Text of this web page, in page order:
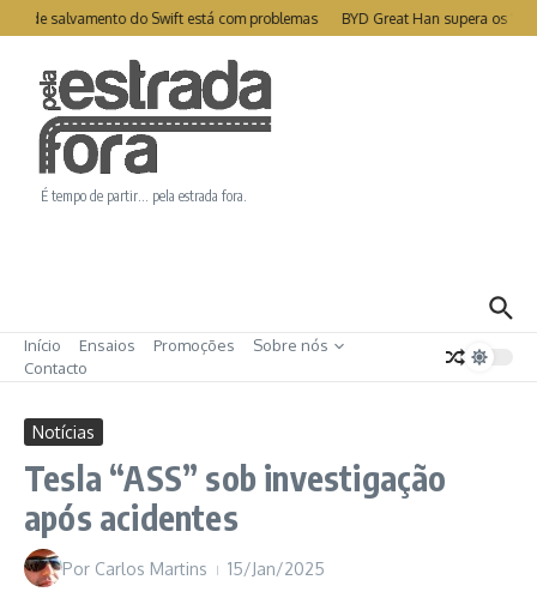
Ir para o conteúdo
de salvamento do Swift está com problemas BYD Great Han supera os
É tempo de partir… pela estrada fora.
Início Ensaios Promoções
Sobre nós
Contacto
Notícias
Tesla “ASS” sob investigação
após acidentes
Por Carlos Martins 15/Jan/2025